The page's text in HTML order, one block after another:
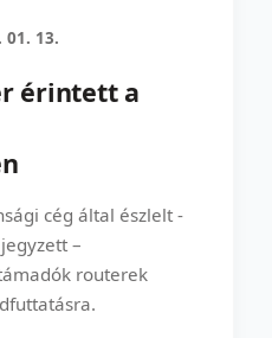
01. 13.
érintett a
cég által észlelt -
–
routerek